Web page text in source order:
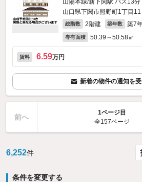
山陽本線/新下関駅 バス13
山口県下関市熊野町1丁目
総階数 2階建 築年数 築7
専有面積 50.39～50.58㎡
賃料 6.59万円
新着の物件の通知を
前へ
1ページ目
全157ページ
6,252件
条件を変更する